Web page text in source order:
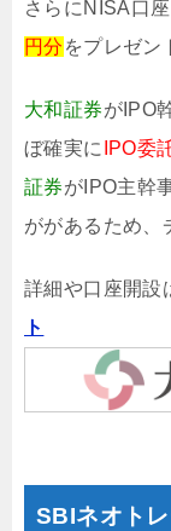
さらにNISA口
円分 をプレゼン
大和証券がIPO
ぼ確実に IPO委
証券がIPO主幹
ががあるため、
詳細や口座開
ト
SBIネオトレ